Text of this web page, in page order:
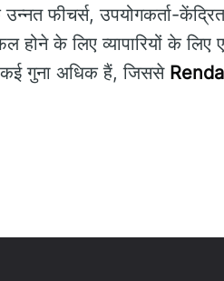
फीचर्स, उपयोगकर्ता-
होने के लिए व्यापारियों के लिए
गुना अधिक हैं, जिससे